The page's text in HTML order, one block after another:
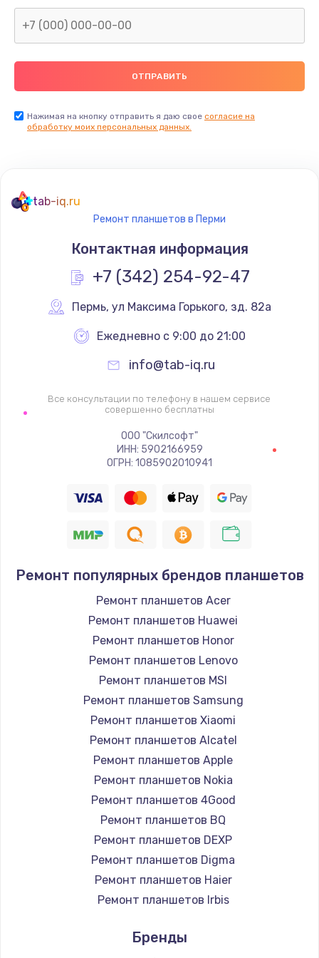
2600 руб.
Замена видеочипа
745 руб.
Заказать
Замена видеокарты
1600 руб.
Заказать
Ремонт цепей питания
2500 руб.
Заказать
Замена жесткого диска
Заказать
Установка драйверов
Заказать
Замена вебкамеры
1260 руб.
Заказать
Ремонт петель крышки
990 руб.
Заказать
Настройка Wi-Fi
1030 руб.
Замена шим-контроллера
3900 руб.
Замена HDMI
Нажимая на кнопку отправить я даю свое согласие на
обработку моих персональных данных.
tab-iq.ru
Ремонт планшетов в Перми
Контактная информация
+7 (342) 254-92-47
Пермь, ул Максима Горького, зд. 82а
Ежедневно с 9:00 до 21:00
info@tab-iq.ru
Все консультации по телефону в нашем сервисе
совершенно бесплатны
ООО "Скилсофт"
ИНН: 5902166959
ОГРН: 1085902010941
Ремонт популярных брендов планшетов
Ремонт планшетов Acer
Ремонт планшетов Huawei
Ремонт планшетов Honor
Ремонт планшетов Lenovo
Ремонт планшетов MSI
Ремонт планшетов Samsung
Ремонт планшетов Xiaomi
Ремонт планшетов Alcatel
Ремонт планшетов Apple
Ремонт планшетов Nokia
Ремонт планшетов 4Good
Ремонт планшетов BQ
Ремонт планшетов DEXP
Ремонт планшетов Digma
Ремонт планшетов Haier
Ремонт планшетов Irbis
Ремонт планшетов Microsoft
Бренды